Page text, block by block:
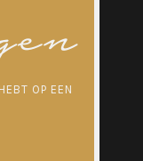
OP EEN